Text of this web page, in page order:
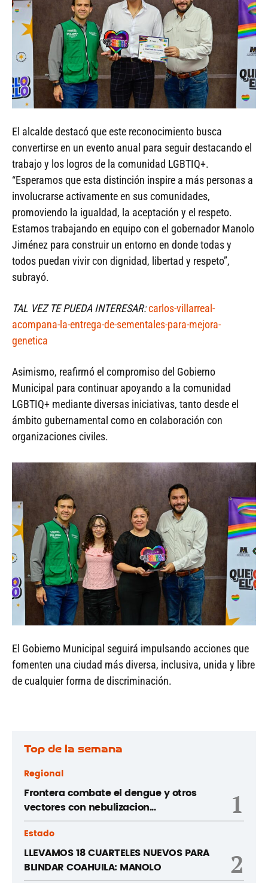
El alcalde destacó que este reconocimiento busca
convertirse en un evento anual para seguir destacando el
trabajo y los logros de la comunidad LGBTIQ+.
“Esperamos que esta distinción inspire a más personas a
involucrarse activamente en sus comunidades,
promoviendo la igualdad, la aceptación y el respeto.
Estamos trabajando en equipo con el gobernador Manolo
Jiménez para construir un entorno en donde todas y
todos puedan vivir con dignidad, libertad y respeto”,
subrayó.
TAL VEZ TE PUEDA INTERESAR:carlos-villarreal-
acompana-la-entrega-de-sementales-para-mejora-
genetica
Asimismo, reafirmó el compromiso del Gobierno
Municipal para continuar apoyando a la comunidad
LGBTIQ+ mediante diversas iniciativas, tanto desde el
ámbito gubernamental como en colaboración con
organizaciones civiles.
El Gobierno Municipal seguirá impulsando acciones que
fomenten una ciudad más diversa, inclusiva, unida y libre
de cualquier forma de discriminación.
Top de la semana
Regional
Frontera combate el dengue y otros
vectores con nebulizacion...
1
Estado
LLEVAMOS 18 CUARTELES NUEVOS PARA
BLINDAR COAHUILA: MANOLO
2